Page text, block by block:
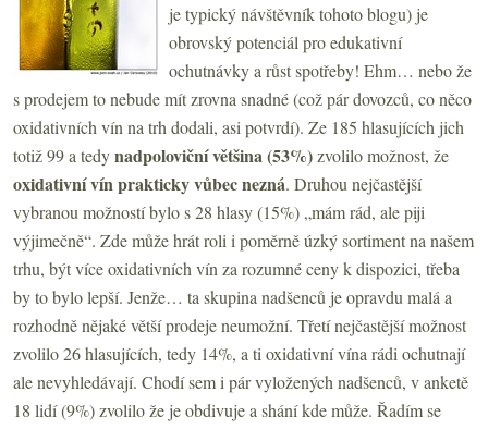
je typický návštěvník tohoto blogu) je
obrovský potenciál pro edukativní
ochutnávky a růst spotřeby! Ehm… nebo že
s prodejem to nebude mít zrovna snadné (což pár dovozců, co něco
oxidativních vín na trh dodali, asi potvrdí). Ze 185 hlasujících jich
totiž 99 a tedynadpoloviční většina (53%)zvolilo možnost, že
oxidativní vín prakticky vůbec nezná. Druhou nejčastější
vybranou možností bylo s 28 hlasy (15%) „mám rád, ale piji
výjimečně“. Zde může hrát roli i poměrně úzký sortiment na našem
trhu, být více oxidativních vín za rozumné ceny k dispozici, třeba
by to bylo lepší. Jenže… ta skupina nadšenců je opravdu malá a
rozhodně nějaké větší prodeje neumožní. Třetí nejčastější možnost
zvolilo 26 hlasujících, tedy 14%, a ti oxidativní vína rádi ochutnají
ale nevyhledávají. Chodí sem i pár vyložených nadšenců, v anketě
18 lidí (9%) zvolilo že je obdivuje a shání kde může. Řadím se